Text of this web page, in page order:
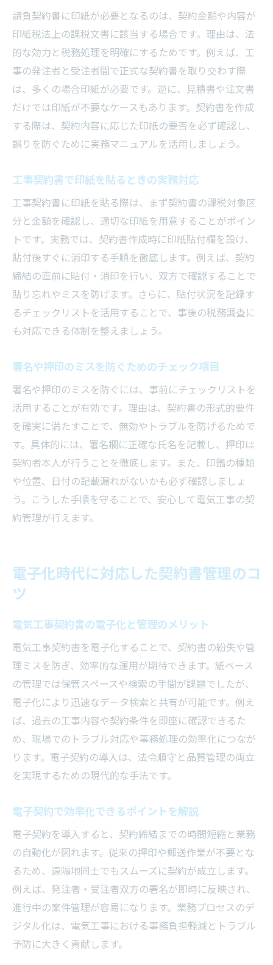
請負契約書に印紙が必要となるのは、契約金額や内容が
印紙税法上の課税文書に該当する場合です。理由は、法
的な効力と税務処理を明確にするためです。例えば、工
事の発注者と受注者間で正式な契約書を取り交わす際
は、多くの場合印紙が必要です。逆に、見積書や注文書
だけでは印紙が不要なケースもあります。契約書を作成
する際は、契約内容に応じた印紙の要否を必ず確認し、
誤りを防ぐために実務マニュアルを活用しましょう。
工事契約書で印紙を貼るときの実務対応
工事契約書に印紙を貼る際は、まず契約書の課税対象区
分と金額を確認し、適切な印紙を用意することがポイン
トです。実務では、契約書作成時に印紙貼付欄を設け、
貼付後すぐに消印する手順を徹底します。例えば、契約
締結の直前に貼付・消印を行い、双方で確認することで
貼り忘れやミスを防げます。さらに、貼付状況を記録す
るチェックリストを活用することで、事後の税務調査に
も対応できる体制を整えましょう。
署名や押印のミスを防ぐためのチェック項目
署名や押印のミスを防ぐには、事前にチェックリストを
活用することが有効です。理由は、契約書の形式的要件
を確実に満たすことで、無効やトラブルを防げるためで
す。具体的には、署名欄に正確な氏名を記載し、押印は
契約者本人が行うことを徹底します。また、印鑑の種類
や位置、日付の記載漏れがないかも必ず確認しましょ
う。こうした手順を守ることで、安心して電気工事の契
約管理が行えます。
電子化時代に対応した契約書管理のコ
ツ
電気工事契約書の電子化と管理のメリット
電気工事契約書を電子化することで、契約書の紛失や管
理ミスを防ぎ、効率的な運用が期待できます。紙ベース
の管理では保管スペースや検索の手間が課題でしたが、
電子化により迅速なデータ検索と共有が可能です。例え
ば、過去の工事内容や契約条件を即座に確認できるた
め、現場でのトラブル対応や事務処理の効率化につなが
ります。電子契約の導入は、法令順守と品質管理の両立
を実現するための現代的な手法です。
電子契約で効率化できるポイントを解説
電子契約を導入すると、契約締結までの時間短縮と業務
の自動化が図れます。従来の押印や郵送作業が不要とな
るため、遠隔地同士でもスムーズに契約が成立します。
例えば、発注者・受注者双方の署名が即時に反映され、
進行中の案件管理が容易になります。業務プロセスのデ
ジタル化は、電気工事における事務負担軽減とトラブル
予防に大きく貢献します。